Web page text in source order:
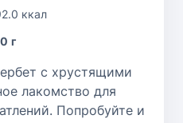
ккал
г
с хрустящими
лакомство для
Попробуйте и